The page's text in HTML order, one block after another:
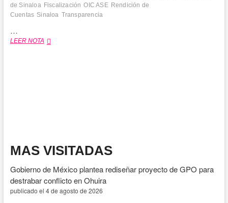
de Sinaloa Fiscalización OIC ASE Rendición de
Cuentas Sinaloa Transparencia
…
LEER NOTAComisión
ASE
MAS VISITADAS
Gobierno de México plantea rediseñar proyecto de GPO para
destrabar conflicto en Ohuira
publicado el 4 de agosto de 2026